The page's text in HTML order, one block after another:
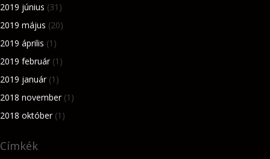
2019 június (31)
2019 május (20)
2019 április (1)
2019 február(1)
2019 január(1)
2018 november(1)
2018 október(1)
Címkék